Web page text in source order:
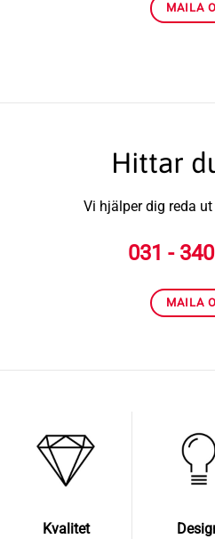
MAILA
Hittar
Vi hjälper dig reda
031 -
MAILA
Kvalitet